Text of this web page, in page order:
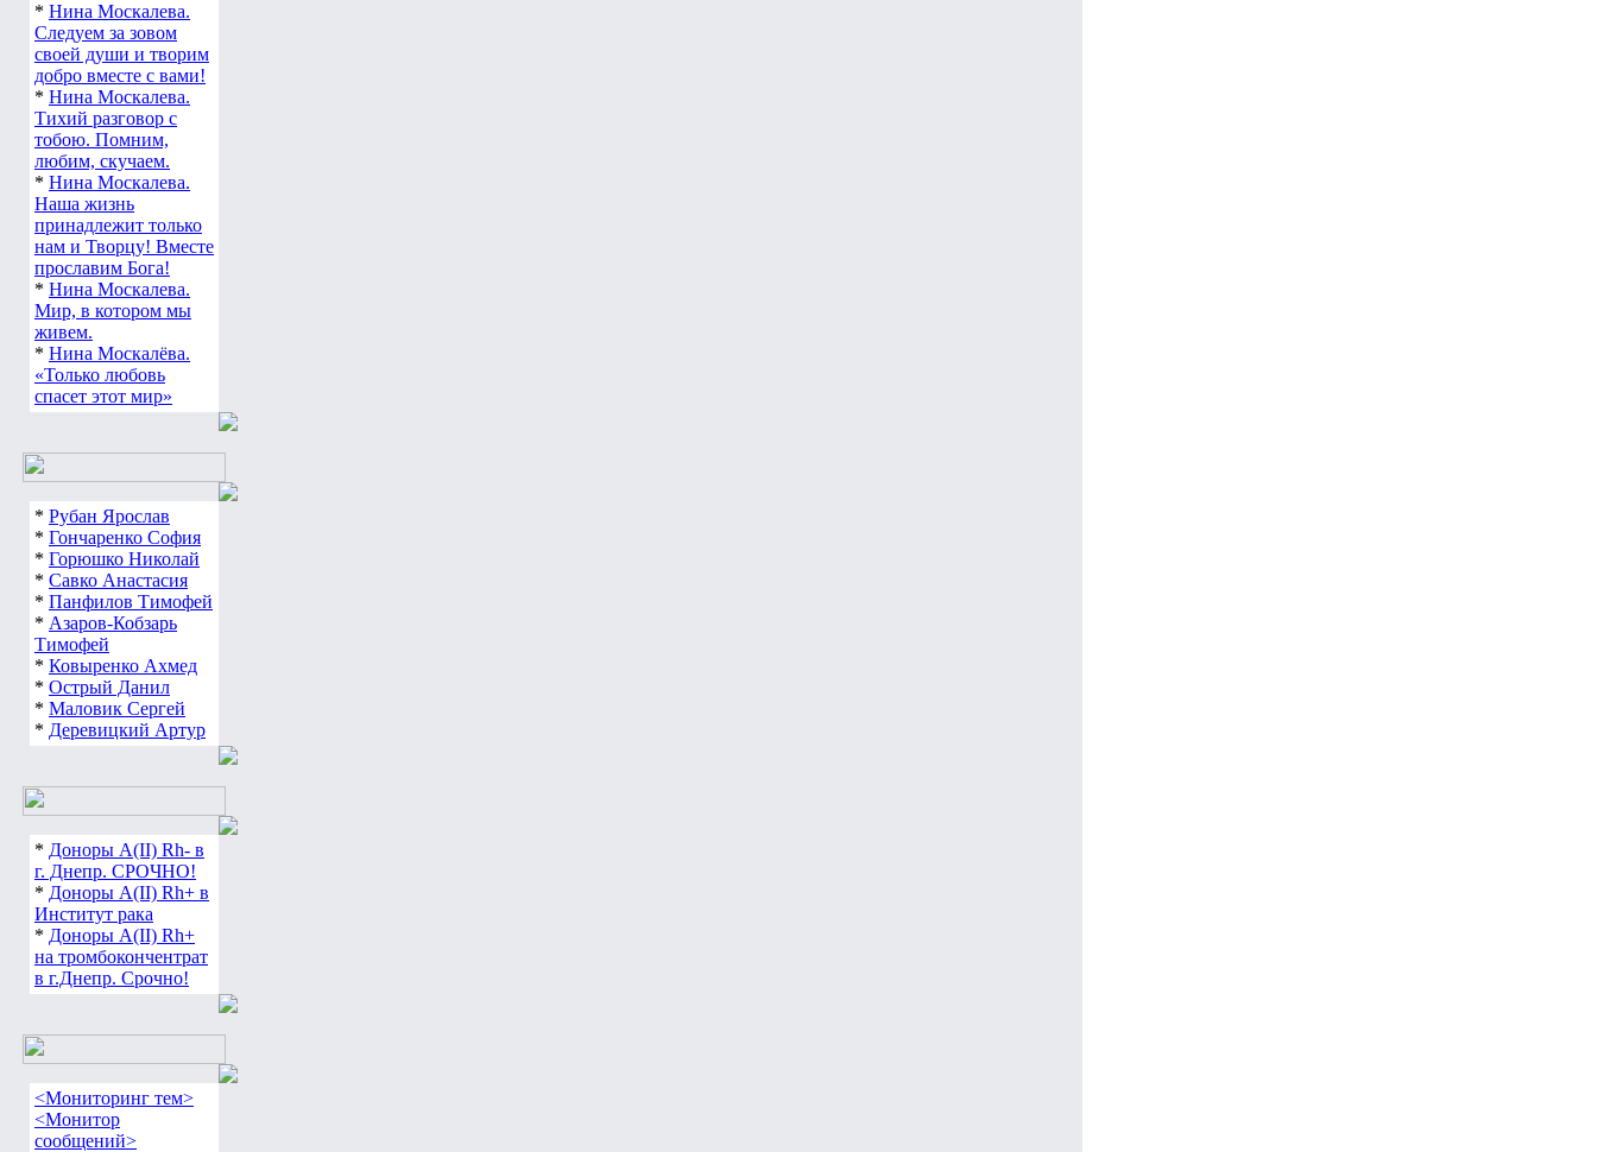
* Нина Москалева.
Следуем за зовом
своей души и творим
добро вместе с вами!
* Нина Москалева.
Тихий разговор с
тобою. Помним,
любим, скучаем.
* Нина Москалева.
Наша жизнь
принадлежит только
нам и Творцу! Вместе
прославим Бога!
* Нина Москалева.
Мир, в котором мы
живем.
* Нина Москалёва.
«Только любовь
спасет этот мир»
* Рубан Ярослав
* Гончаренко София
* Горюшко Николай
* Савко Анастасия
* Панфилов Тимофей
* Азаров-Кобзарь
Тимофей
* Ковыренко Ахмед
* Острый Данил
* Маловик Сергей
* Деревицкий Артур
* Доноры А(ІІ) Rh- в
г. Днепр. СРОЧНО!
* Доноры А(ІІ) Rh+ в
Институт рака
* Доноры А(ІІ) Rh+
на тромбокончентрат
в г.Днепр. Срочно!
<Мониторинг тем>
<Монитор
сообщений>